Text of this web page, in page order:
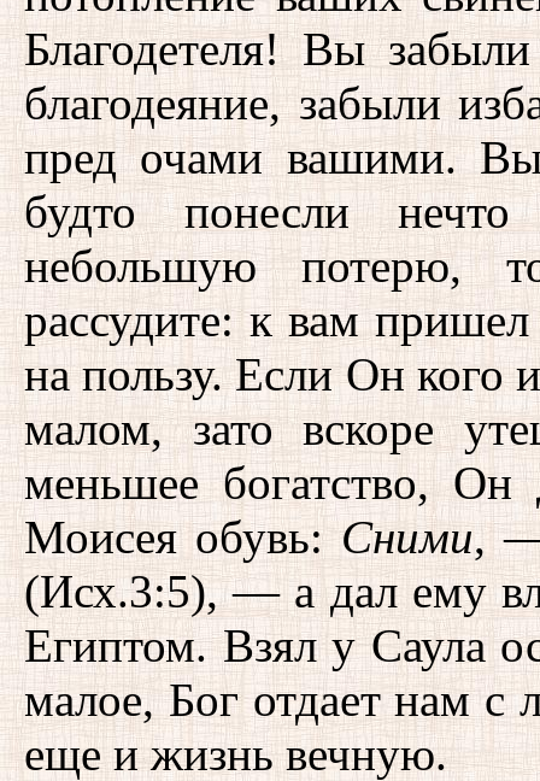
Благодетеля! Вы
благодеяние, забыли
пред очами вашими. Вы
будто понесли нечто
небольшую потерю,
рассудите: к вам пришел
на пользу. Если Он кого
малом, зато вскоре
меньшее богатство,
Моисея обувь:Сними,
(Исх.3:5), — а дал ему
Египтом. Взял у Саула
малое, Бог отдает нам с
еще и жизнь вечную.